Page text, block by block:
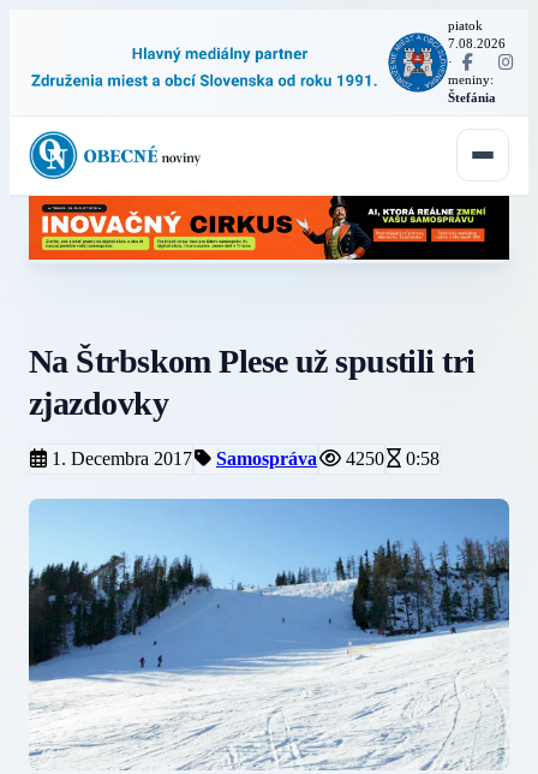
piatok
7.08.2026
·
meniny:
Štefánia
Na Štrbskom Plese už spustili tri
zjazdovky
1. Decembra 2017 Samospráva 4250 0:58